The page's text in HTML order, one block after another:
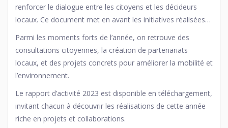
renforcer le dialogue entre les citoyens et les décideurs
locaux. Ce document met en avant les initiatives réalisées
dans des domaines clés comme la transition écologique,
l'aménagement urbain et la cohésion sociale.
Parmi les moments forts de l’année, on retrouve des
consultations citoyennes, la création de partenariats
locaux, et des projets concrets pour améliorer la mobilité et
l’environnement.
Le rapport d’activité 2023 est disponible en téléchargement,
invitant chacun à découvrir les réalisations de cette année
riche en projets et collaborations.